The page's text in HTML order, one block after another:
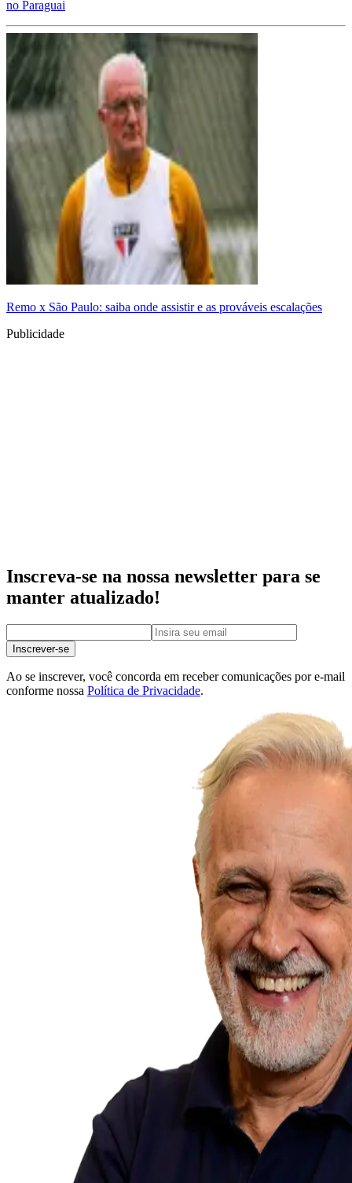
no Paraguai
Remo x São Paulo: saiba onde assistir e as prováveis escalações
Publicidade
Inscreva-se na nossa newsletter para se
manter atualizado!
Inscrever-se
Ao se inscrever, você concorda em receber comunicações por e-mail
conforme nossa Política de Privacidade.